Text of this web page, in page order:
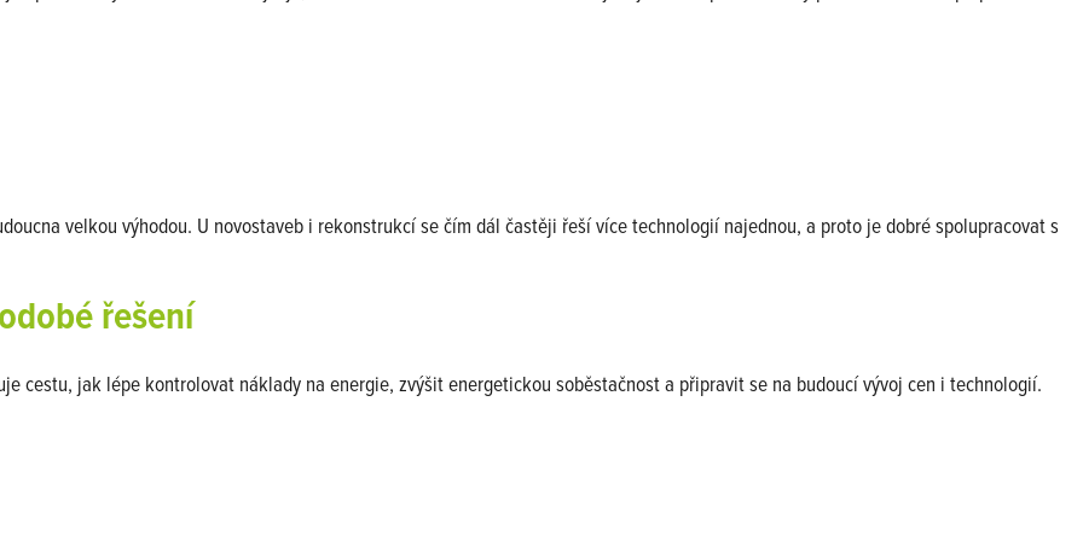
velkou výhodou. U novostaveb i rekonstrukcí se čím dál častěji řeší více technologií najednou, a proto je dobré spolupracovat s
řešení
cestu, jak lépe kontrolovat náklady na energie, zvýšit energetickou soběstačnost a připravit se na budoucí vývoj cen i technologií.